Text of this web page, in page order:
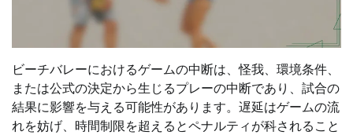
ビーチバレーにおけるゲームの中断は、怪我、環境条件、
または公式の決定から生じるプレーの中断であり、試合の
結果に影響を与える可能性があります。遅延はゲームの流
れを妨げ、時間制限を超えるとペナルティが科されること